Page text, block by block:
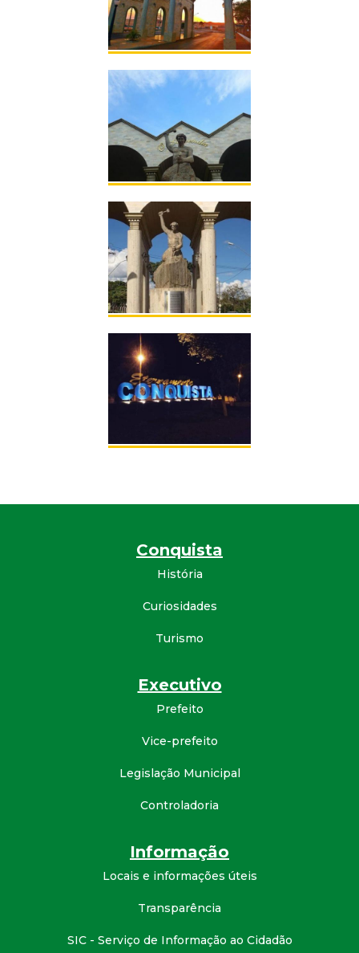
Conquista
História
Curiosidades
Turismo
Executivo
Prefeito
Vice-prefeito
Legislação Municipal
Controladoria
Informação
Locais e informações úteis
Transparência
SIC - Serviço de Informação ao Cidadão